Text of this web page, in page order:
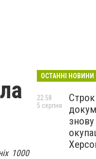
1000
ОСТАННІ НОВИНИ
22:58
5 серпня